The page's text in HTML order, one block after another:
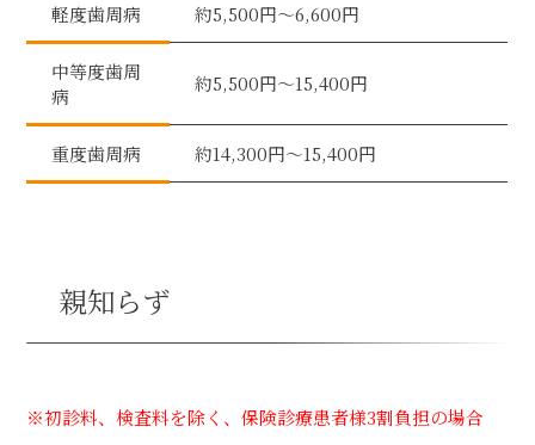
軽度歯周病
約5,500円〜6,600円
中等度歯周
病
約5,500円〜15,400円
重度歯周病 約14,300円〜15,400円
親知らず
※初診料、検査料を除く、保険診療患者様3割負担の場合